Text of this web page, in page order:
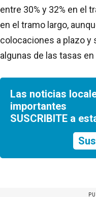
entre 30% y 32% en el
en el tramo largo,
colocaciones a plazo y
algunas de las tasas
Las noticias
importantes
SUSCRIBITE a